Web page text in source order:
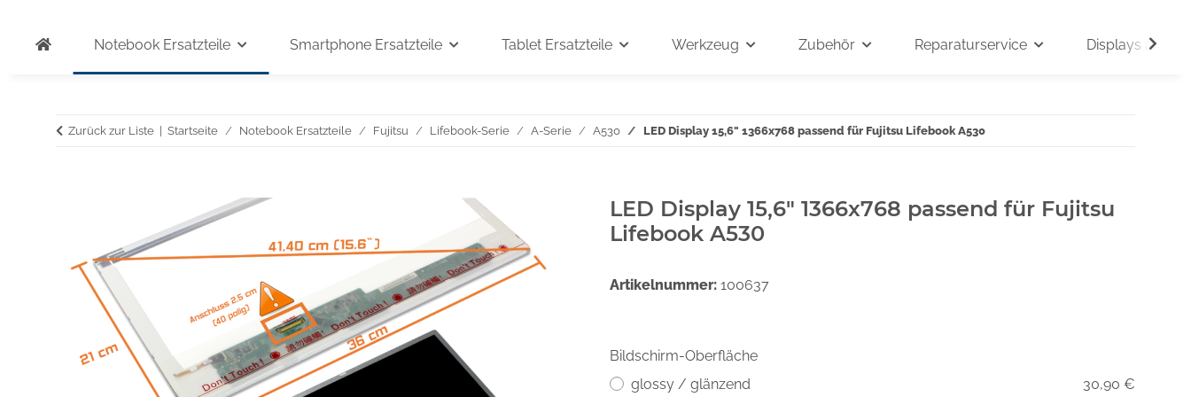
Notebook Ersatzteile Smartphone Ersatzteile Tablet Ersatzteile Werkzeug Zubehör Reparaturservice Displays auf
Zurück zur Liste Startseite Notebook Ersatzteile Fujitsu Lifebook-Serie A-Serie A530 LED Display 15,6" 1366x768 passend für Fujitsu Lifebook A530
LED Display 15,6" 1366x768 passend für Fujitsu
Lifebook A530
Artikelnummer: 100637
Bildschirm-Oberfläche
glossy / glänzend
30,90 €